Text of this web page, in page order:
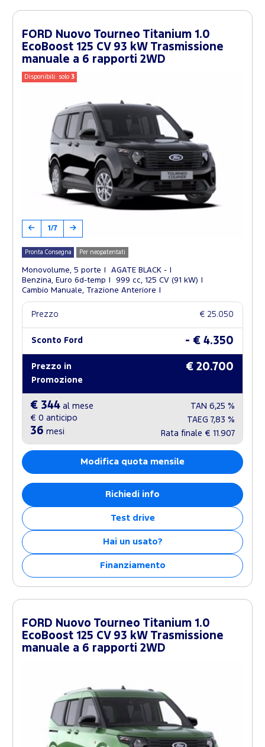
FORD Nuovo Tourneo Titanium 1.0
EcoBoost 125 CV 93 kW Trasmissione
manuale a 6 rapporti 2WD
Disponibili: solo3
1/7
Pronta Consegna Per neopatentati
Monovolume, 5 porte
AGATE BLACK -
Benzina, Euro 6d-temp
999 cc, 125 CV (91 kW)
Cambio Manuale, Trazione Anteriore
Prezzo € 25.050
Sconto Ford - € 4.350
Prezzo in
Promozione
€ 20.700
€ 344 al mese
€ 0 anticipo
36 mesi
TAN 6,25 %
TAEG 7,83 %
Rata finale € 11.907
Modifica quota mensile
Richiedi info
Test drive
Hai un usato?
Finanziamento
FORD Nuovo Tourneo Titanium 1.0
EcoBoost 125 CV 93 kW Trasmissione
manuale a 6 rapporti 2WD